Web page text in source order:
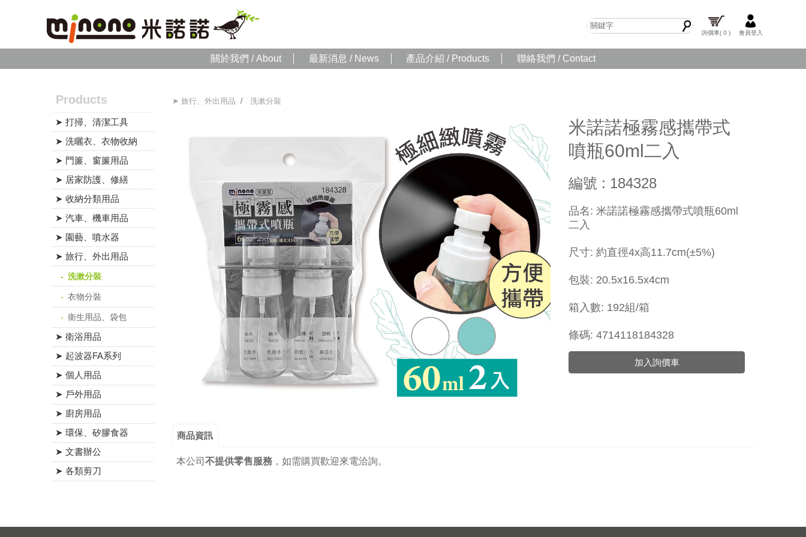
詢價車( 0 ) 會員登入
關於我們 / About 最新消息 / News 產品介紹 / Products 聯絡我們 / Contact
Products
➤ 打掃、清潔工具
➤ 洗曬衣、衣物收納
➤ 門簾、窗簾用品
➤ 居家防護、修繕
➤ 收納分類用品
➤ 汽車、機車用品
➤ 園藝、噴水器
➤ 旅行、外出用品
洗漱分裝
衣物分裝
衛生用品、袋包
➤ 衛浴用品
➤ 起波器FA系列
➤ 個人用品
➤ 戶外用品
➤ 廚房用品
➤ 環保、矽膠食器
➤ 文書辦公
➤ 各類剪刀
➤ 旅行、外出用品 / 洗漱分裝
米諾諾極霧感攜帶式
噴瓶60ml二入
編號 : 184328
品名: 米諾諾極霧感攜帶式噴瓶60ml
二入
尺寸: 約直徑4x高11.7cm(±5%)
包裝: 20.5x16.5x4cm
箱入數: 192組/箱
條碼: 4714118184328
加入詢價車
商品資訊
本公司不提供零售服務 ，如需購買歡迎來電洽詢。